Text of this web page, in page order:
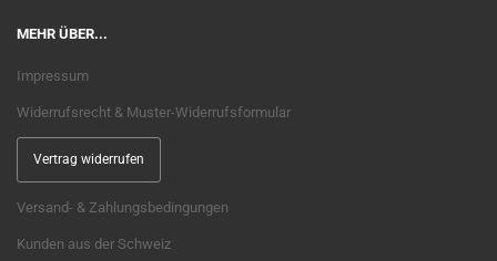
MEHR ÜBER...
Impressum
Widerrufsrecht & Muster-Widerrufsformular
Vertrag widerrufen
Versand- & Zahlungsbedingungen
Kunden aus der Schweiz